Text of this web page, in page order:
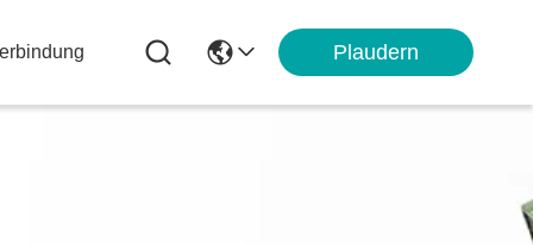
Plaudern